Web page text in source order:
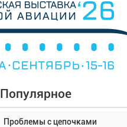
Популярное
Проблемы с цепочками
Взгляд с высоты: тандем